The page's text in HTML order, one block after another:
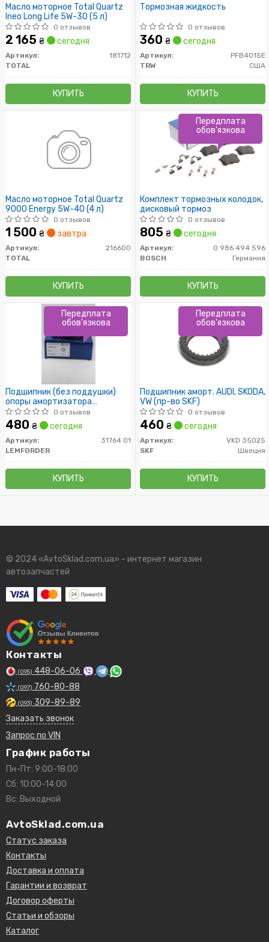
Масло моторное Total Quartz
Ineo Long Life 5W-30 (5 л)
0 отзывов
2 165 ₴ сегодня
Артикул:
181712
TOTAL
КУПИТЬ
Тормозная жидкость
0 отзывов
360 ₴ сегодня
Артикул:
PFB401SE
TRW
США
КУПИТЬ
Масло моторное Total Quartz
9000 Energy 5W-40 (4 л)
0 отзывов
1 500 ₴ завтра
Артикул:
216600
TOTAL
КУПИТЬ
Комплект тормозных колодок,
дисковый тормоз
0 отзывов
805 ₴ сегодня
Артикул:
0 986 494 596
BOSCH
Германия
КУПИТЬ
Передплата
обов'язкова
Подшипник (без поддушки)
опоры амортизатора
передн.AUDI A2:SEAT IBIZA
III:SKODA FABIA: VW POLO 95-
0 отзывов
480 ₴ сегодня
Артикул:
31764 01
LEMFORDER
КУПИТЬ
Передплата
обов'язкова
Подшипник аморт. AUDI, SKODA,
VW (пр-во SKF)
0 отзывов
460 ₴ сегодня
Артикул:
VKD 35025
SKF
Швеция
КУПИТЬ
Передплата
обов'язкова
© 2024 «AvtoSklad.com.ua» - интернет магазин
автозапчастей
Контакты
(095) 448-06-06
(097) 760-80-88
(093) 309-89-89
Заказать звонок
Запрос по VIN
График работы
Пн-Пт: 9:00-18:00
Сб: 10:00-14:00
Вс: Выходной
AvtoSklad.com.ua
Статус заказа
Контакты
Доставка и оплата
Гарантии и возврат
Договор оферты
Статьи и обзоры
Каталог